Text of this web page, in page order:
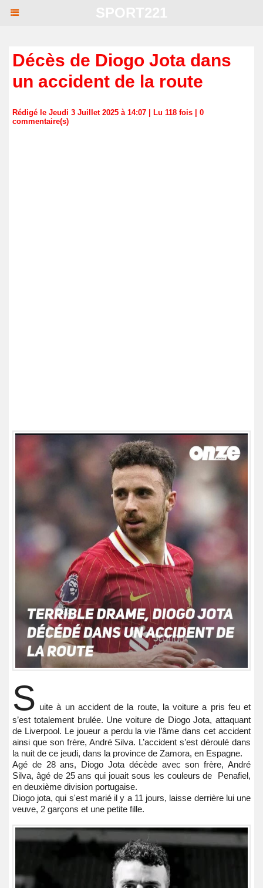
Décès de Diogo Jota dans
un accident de la route
Rédigé le Jeudi 3 Juillet 2025 à 14:07 | Lu 118 fois | 0
commentaire(s)
S uite à un accident de la route, la voiture a pris feu et
s’est totalement brulée. Une voiture de Diogo Jota, attaquant
de Liverpool. Le joueur a perdu la vie l’âme dans cet accident
ainsi que son frère, André Silva. L’accident s’est déroulé dans
la nuit de ce jeudi, dans la province de Zamora, en Espagne.
Agé de 28 ans, Diogo Jota décède avec son frère, André
Silva, âgé de 25 ans qui jouait sous les couleurs de Penafiel,
en deuxième division portugaise.
Diogo jota, qui s'est marié il y a 11 jours, laisse derrière lui une
veuve, 2 garçons et une petite fille.